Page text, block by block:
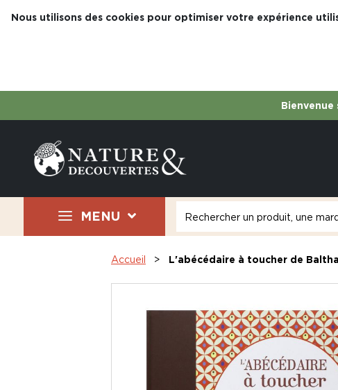
Nous utilisons des cookies pour optimiser votre expérience
MENU
Accueil L'abécédaire à toucher de